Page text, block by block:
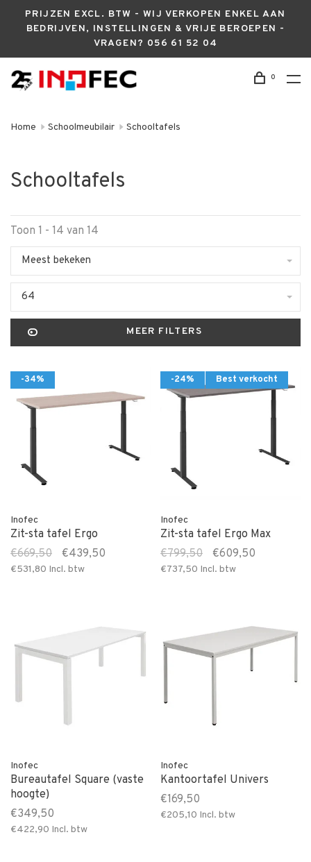
PRIJZEN EXCL. BTW - WIJ VERKOPEN ENKEL AAN
BEDRIJVEN, INSTELLINGEN & VRIJE BEROEPEN -
VRAGEN? 056 61 52 04
0
Home Schoolmeubilair Schooltafels
Schooltafels
Toon 1 - 14 van 14
Meest bekeken
64
MEER FILTERS
-34%
Inofec
Zit-sta tafel Ergo
€669,50
€439,50
€531,80 Incl. btw
-24% Best verkocht
Inofec
Zit-sta tafel Ergo Max
€799,50
€609,50
€737,50 Incl. btw
Inofec
Bureautafel Square (vaste
hoogte)
€349,50
€422,90 Incl. btw
Inofec
Kantoortafel Univers
€169,50
€205,10 Incl. btw